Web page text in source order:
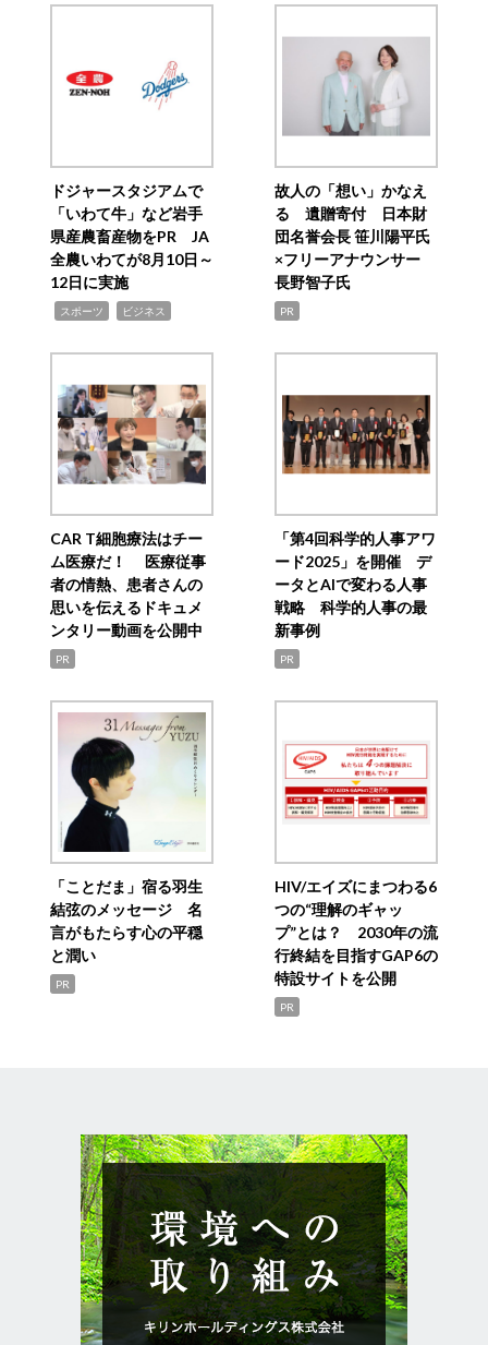
ドジャースタジアムで
「いわて牛」など岩手
県産農畜産物をPR JA
全農いわてが8月10日～
12日に実施
スポーツ ビジネス
故人の「想い」かなえ
る 遺贈寄付 日本財
団名誉会長 笹川陽平氏
×フリーアナウンサー
長野智子氏
PR
CAR T細胞療法はチー
ム医療だ！ 医療従事
者の情熱、患者さんの
思いを伝えるドキュメ
ンタリー動画を公開中
PR
「第4回科学的人事アワ
ード2025」を開催 デ
ータとAIで変わる人事
戦略 科学的人事の最
新事例
PR
「ことだま」宿る羽生
結弦のメッセージ 名
言がもたらす心の平穏
と潤い
PR
HIV/エイズにまつわる6
つの“理解のギャッ
プ”とは？ 2030年の流
行終結を目指すGAP6の
特設サイトを公開
PR